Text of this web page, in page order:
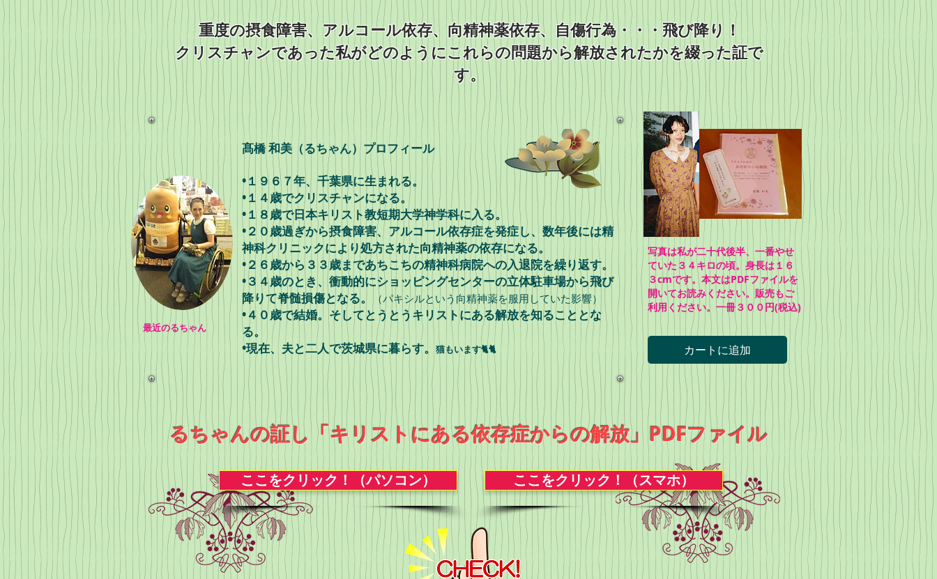
重度の摂食障害、アルコール依存、向精神薬依存、自傷行為・・・飛び降り！
​クリスチャンであった私がどのようにこれらの問題から解放されたかを綴った証で
す。
最近のるちゃん
髙橋 和美（るちゃん）プロフィール
•１９６７年、千葉県に生まれる。
•１４歳でクリスチャンになる。
•１８歳で日本キリスト教短期大学神学科に入る。
•２０歳過ぎから摂食障害、アルコール依存症を発症し、数年後には精
神科クリニックにより処方された向精神薬の依存になる。
•２６歳から３３歳まであちこちの精神科病院への入退院を繰り返す。
•３４歳のとき、衝動的にショッピングセンターの立体駐車場から飛び
降りて脊髄損傷となる。
（パキシルという向精神薬を服用していた影響）
•４０歳で結婚。そしてとうとうキリストにある解放を知ることとな
る。
•現在、夫と二人で茨城県に暮らす。 猫もいます🐈🐈
写真は私が二十代後半、一番やせ
ていた３４キロの頃。身長は１６
３cmです。本文はPDFファイルを
開いてお読みください。販売もご
利用ください。一冊３００円(税込)
カートに追加
るちゃんの証し「キリストにある依存症からの解放」PDFファイル
ここをクリック！（スマホ）
ここをクリック！（パソコン）